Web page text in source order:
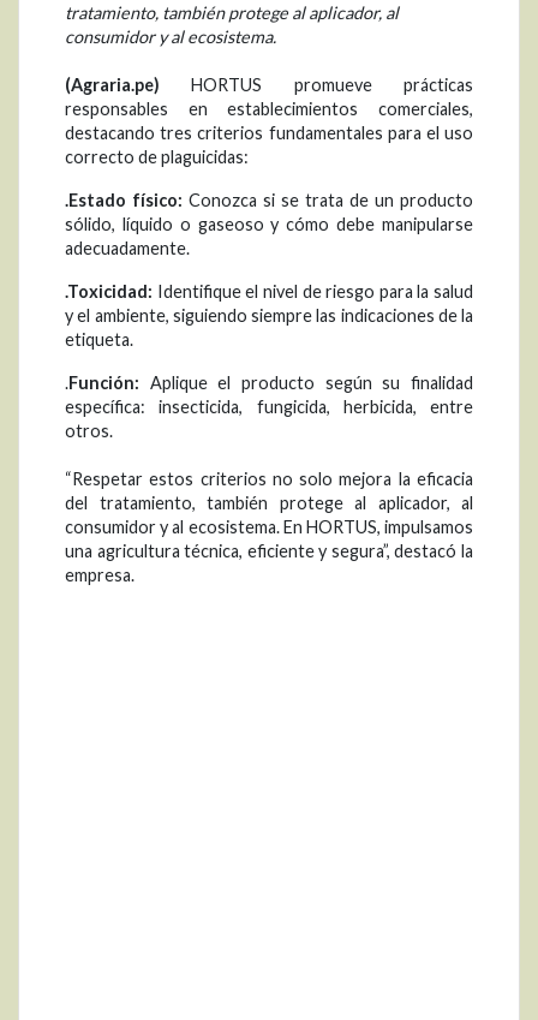
tratamiento, también protege al aplicador, al
consumidor y al ecosistema.
(Agraria.pe) HORTUS promueve prácticas
responsables en establecimientos comerciales,
destacando tres criterios fundamentales para el uso
correcto de plaguicidas:
.Estado físico: Conozca si se trata de un producto
sólido, líquido o gaseoso y cómo debe manipularse
adecuadamente.
.Toxicidad: Identifique el nivel de riesgo para la salud
y el ambiente, siguiendo siempre las indicaciones de la
etiqueta.
.Función: Aplique el producto según su finalidad
específica: insecticida, fungicida, herbicida, entre
otros.
“Respetar estos criterios no solo mejora la eficacia
del tratamiento, también protege al aplicador, al
consumidor y al ecosistema. En HORTUS, impulsamos
una agricultura técnica, eficiente y segura”, destacó la
empresa.